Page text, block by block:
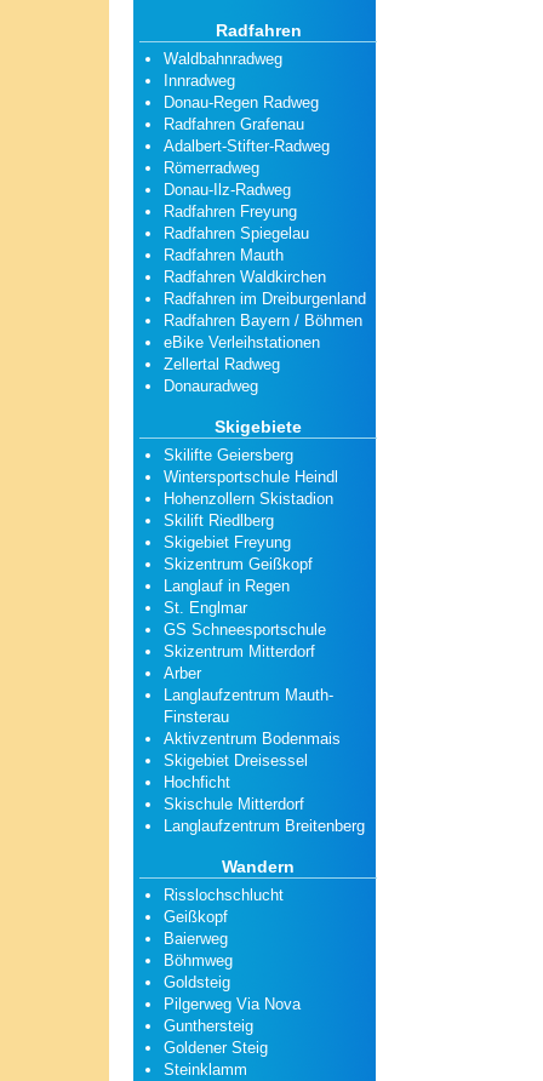
Radfahren
Waldbahnradweg
Innradweg
Donau-Regen Radweg
Radfahren Grafenau
Adalbert-Stifter-Radweg
Römerradweg
Donau-Ilz-Radweg
Radfahren Freyung
Radfahren Spiegelau
Radfahren Mauth
Radfahren Waldkirchen
Radfahren im Dreiburgenland
Radfahren Bayern / Böhmen
eBike Verleihstationen
Zellertal Radweg
Donauradweg
Skigebiete
Skilifte Geiersberg
Wintersportschule Heindl
Hohenzollern Skistadion
Skilift Riedlberg
Skigebiet Freyung
Skizentrum Geißkopf
Langlauf in Regen
St. Englmar
GS Schneesportschule
Skizentrum Mitterdorf
Arber
Langlaufzentrum Mauth-
Finsterau
Aktivzentrum Bodenmais
Skigebiet Dreisessel
Hochficht
Skischule Mitterdorf
Langlaufzentrum Breitenberg
Wandern
Risslochschlucht
Geißkopf
Baierweg
Böhmweg
Goldsteig
Pilgerweg Via Nova
Gunthersteig
Goldener Steig
Steinklamm